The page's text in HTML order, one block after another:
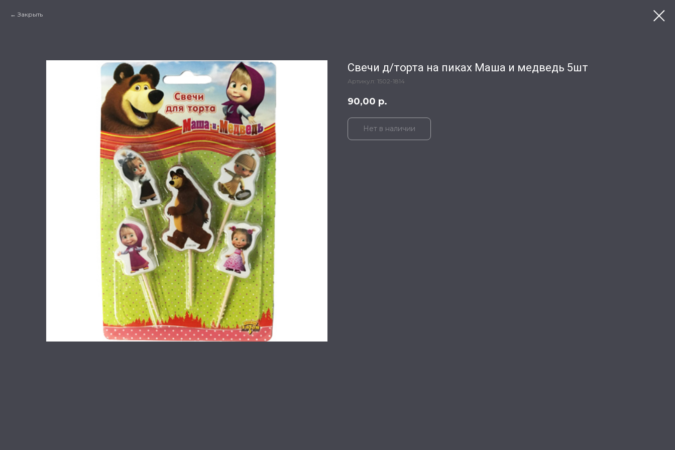
Закрыть
Свечи д/торта на пиках Маша и медведь 5шт
Артикул: 1502-1814
90,00 р.
Нет в наличии